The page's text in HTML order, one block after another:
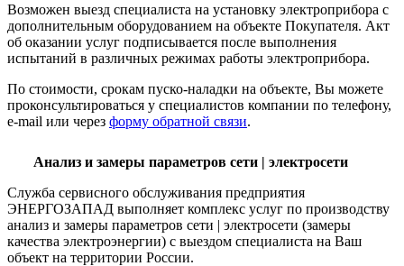
Возможен выезд специалиста на установку электроприбора с
дополнительным оборудованием на объекте Покупателя. Акт
об оказании услуг подписывается после выполнения
испытаний в различных режимах работы электроприбора.
По стоимости, срокам пуско-наладки на объекте, Вы можете
проконсультироваться у специалистов компании по телефону,
e-mail или через форму обратной связи.
Анализ и замеры параметров сети | электросети
Служба сервисного обслуживания предприятия
ЭНЕРГОЗАПАД выполняет комплекс услуг по производству
анализ и замеры параметров сети | электросети (замеры
качества электроэнергии) с выездом специалиста на Ваш
объект на территории России.